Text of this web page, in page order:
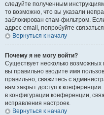
следуйте полученным
то возможно, что вы указали
заблокирован спам-фильтром.
адрес email, попробуйте
Вернуться к началу
Почему я не могу войти?
Существует несколько возможных
вы правильно вводите имя
правильно, свяжитесь с
вам закрыт доступ к
в конфигурации конференции,
исправления настроек.
Вернуться к началу